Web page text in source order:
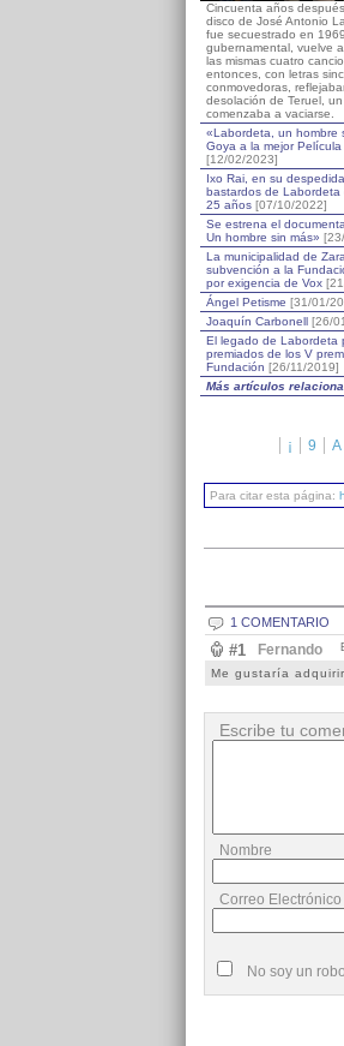
Cincuenta años
disco de José Antonio
fue secuestrado en
gubernamental, vuelve
las mismas cuatro
entonces, con letras
conmovedoras,
desolación de Teruel,
comenzaba a vaciarse.
«Labordeta, un hombre
Goya a la mejor Película
[12/02/2023]
Ixo Rai, en su
bastardos de Labordeta
25 años [07/10/2022]
Se estrena el
Un hombre sin más»
La municipalidad de
subvención a la
por exigencia de Vox
Ángel Petisme [31/01/
Joaquín Carbonell [26/
El legado de Labordeta
premiados de los V
Fundación [26/11/2019]
Más artículos
¡ 9 A
Para citar esta página:
1 COMENTARIO
#1 Fernando
Me gustaría
Escribe tu
Nombre
Correo
No soy un